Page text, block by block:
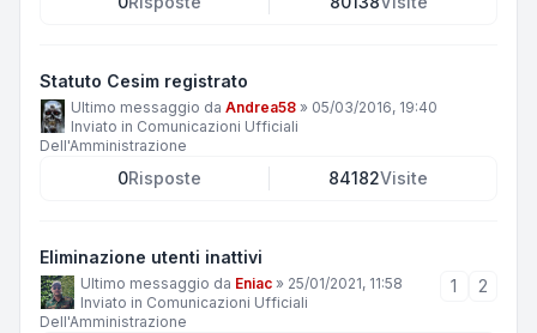
Statuto Cesim registrato
Ultimo messaggio da Andrea58 » 05/03/2016, 19:40
Inviato in Comunicazioni Ufficiali
Dell'Amministrazione
0Risposte 84182Visite
Eliminazione utenti inattivi
Ultimo messaggio da Eniac » 25/01/2021, 11:58
Inviato in Comunicazioni Ufficiali
Dell'Amministrazione
1 2